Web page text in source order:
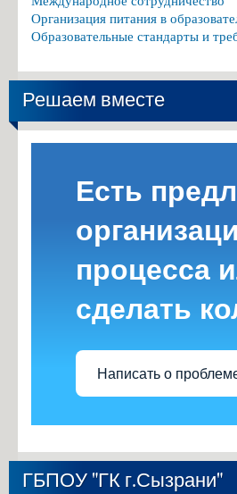
Организация питания в
Образовательные стандарты и
Решаем вместе
Есть
процесса
сделать
Написать о
ГБПОУ "ГК г.Сызрани"